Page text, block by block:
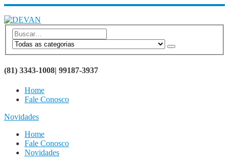
(81) 3343-1008| 99187-3937
Home
Fale Conosco
Novidades
Home
Fale Conosco
Novidades